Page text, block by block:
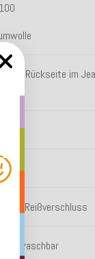
Rückseite im
mit Reißverschluss
waschbar